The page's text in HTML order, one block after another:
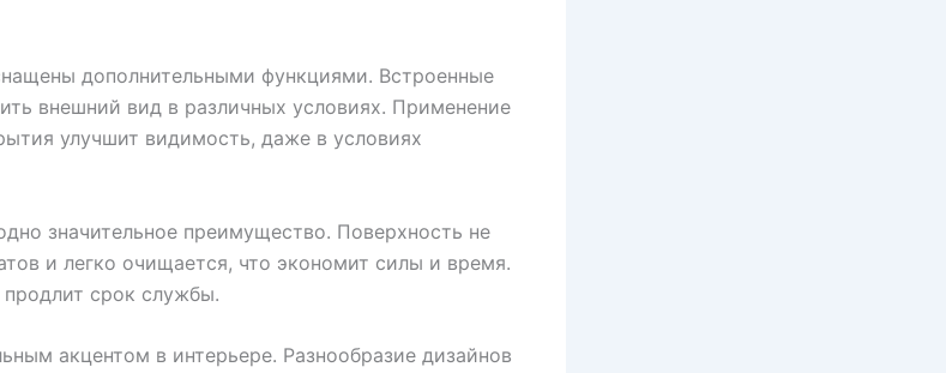
дополнительными функциями. Встроенные
внешний вид в различных условиях. Применение
улучшит видимость, даже в условиях
значительное преимущество. Поверхность не
и легко очищается, что экономит силы и время.
продлит срок службы.
акцентом в интерьере. Разнообразие дизайнов